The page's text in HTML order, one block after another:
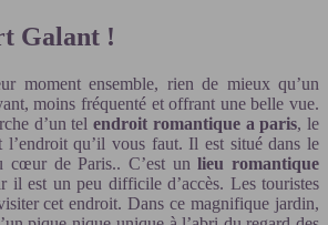
Galant !
moment ensemble, rien de mieux qu’un
moins fréquenté et offrant une belle vue.
d’un tel endroit romantique a paris, le
l’endroit qu’il vous faut. Il est situé dans le
cœur de Paris.. C’est unlieu romantique
il est un peu difficile d’accès. Les touristes
cet endroit. Dans ce magnifique jardin,